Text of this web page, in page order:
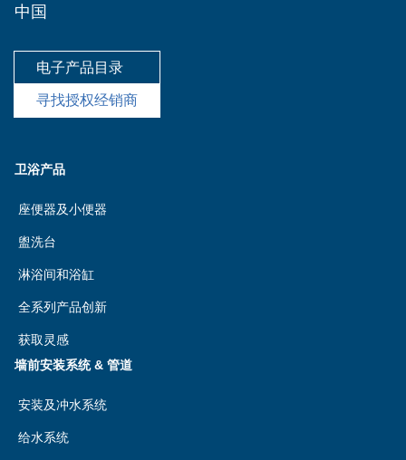
中国
电子产品目录
寻找授权经销商
卫浴产品
座便器及小便器
盥洗台
淋浴间和浴缸
全系列产品创新
获取灵感
墙前安装系统 & 管道
安装及冲水系统
给水系统